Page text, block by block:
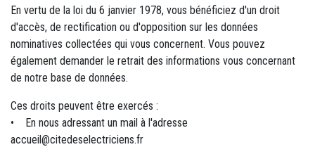
En vertu de la loi du 6 janvier 1978, vous bénéficiez d'un droit
d'accès, de rectification ou d'opposition sur les données
nominatives collectées qui vous concernent. Vous pouvez
également demander le retrait des informations vous concernant
de notre base de données.
Ces droits peuvent être exercés :
• En nous adressant un mail à l'adresse
accueil@citedeselectriciens.fr